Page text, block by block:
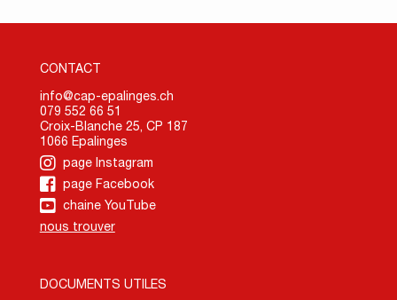
CONTACT
info@cap-epalinges.ch
079 552 66 51
Croix-Blanche 25, CP 187
1066 Epalinges
page Instagram
page Facebook
chaine YouTube
nous trouver
DOCUMENTS UTILES